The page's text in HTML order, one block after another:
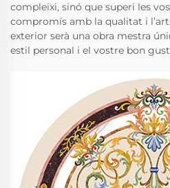
compleixi, sinó que superi les
compromís amb la qualitat i
exterior serà una obra mestra
estil personal i el vostre bon